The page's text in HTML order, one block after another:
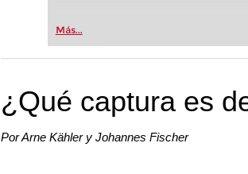
Más...
¿Qué captura es
Por Arne Kähler y Johannes Fischer